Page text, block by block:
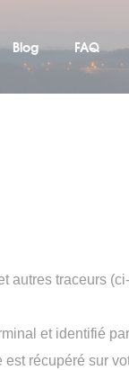
Blog FAQ
autres traceurs
et identifié
récupéré sur